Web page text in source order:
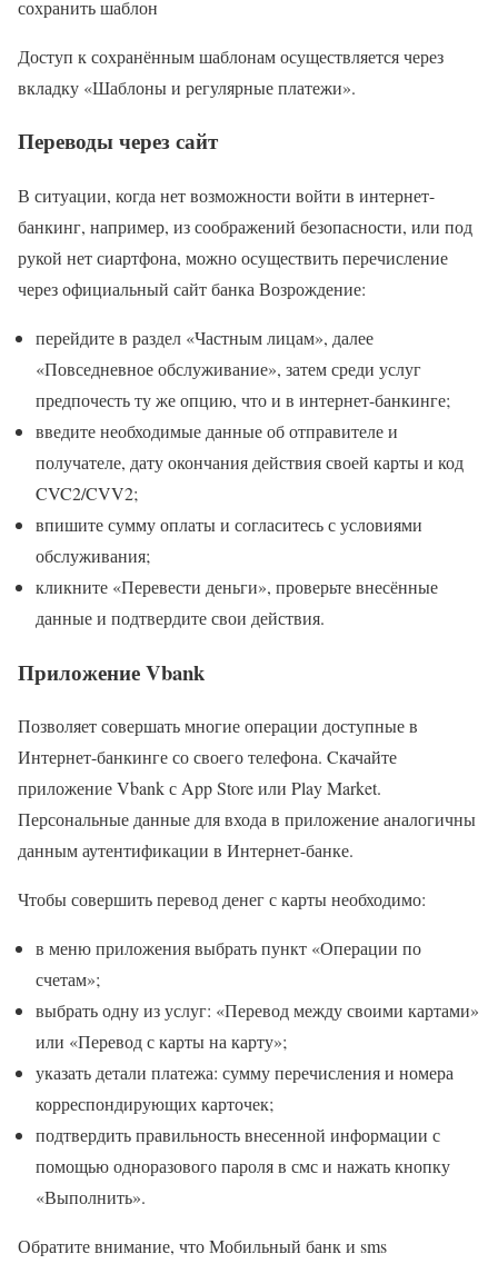
сохранить шаблон
Доступ к сохранённым шаблонам осуществляется через
вкладку «Шаблоны и регулярные платежи».
Переводы через сайт
В ситуации, когда нет возможности войти в интернет-
банкинг, например, из соображений безопасности, или под
рукой нет сиартфона, можно осуществить перечисление
через официальный сайт банка Возрождение:
перейдите в раздел «Частным лицам», далее
«Повседневное обслуживание», затем среди услуг
предпочесть ту же опцию, что и в интернет-банкинге;
введите необходимые данные об отправителе и
получателе, дату окончания действия своей карты и код
CVC2/CVV2;
впишите сумму оплаты и согласитесь с условиями
обслуживания;
кликните «Перевести деньги», проверьте внесённые
данные и подтвердите свои действия.
Приложение Vbank
Позволяет совершать многие операции доступные в
Интернет-банкинге со своего телефона. Cкачайте
приложение Vbank с App Store или Play Market.
Персональные данные для входа в приложение аналогичны
данным аутентификации в Интернет-банке.
Чтобы совершить перевод денег с карты необходимо:
в меню приложения выбрать пункт «Операции по
счетам»;
выбрать одну из услуг: «Перевод между своими картами»
или «Перевод с карты на карту»;
указать детали платежа: сумму перечисления и номера
корреспондирующих карточек;
подтвердить правильность внесенной информации с
помощью одноразового пароля в смс и нажать кнопку
«Выполнить».
Обратите внимание, что Мобильный банк и sms